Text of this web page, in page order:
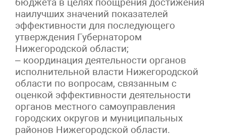
наилучших значений показателей
эффективности для последующего
утверждения Губернатором
Нижегородской области;
– координация деятельности органов
исполнительной власти Нижегородской
области по вопросам, связанным с
оценкой эффективности деятельности
органов местного самоуправления
городских округов и муниципальных
районов Нижегородской области.